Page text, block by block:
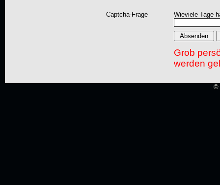
Captcha-Frage Wieviele Tage
Grob
werden
©